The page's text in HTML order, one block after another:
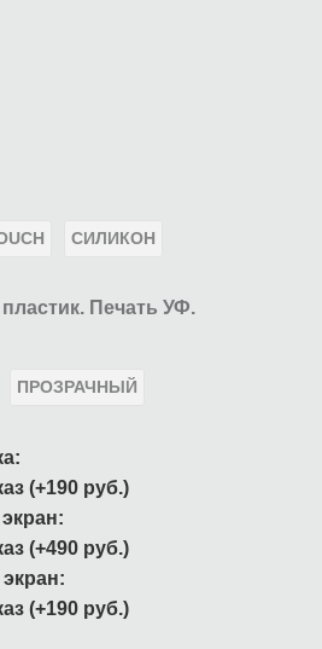
СИЛИКОН
Печать УФ.
ПРОЗРАЧНЫЙ
(+190 руб.)
(+490 руб.)
(+190 руб.)